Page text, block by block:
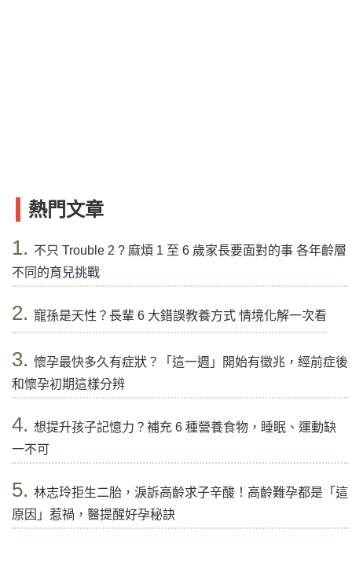
熱門文章
1. 不只 Trouble 2 ? 麻煩 1 至 6 歲家長要面對的事 各年齡層
不同的育兒挑戰
2. 寵孫是天性？長輩 6 大錯誤教養方式 情境化解一次看
3. 懷孕最快多久有症狀？「這一週」開始有徵兆，經前症後
和懷孕初期這樣分辨
4. 想提升孩子記憶力？補充 6 種營養食物，睡眠、運動缺
一不可
5. 林志玲拒生二胎，淚訴高齡求子辛酸！高齡難孕都是「這
原因」惹禍，醫提醒好孕秘訣